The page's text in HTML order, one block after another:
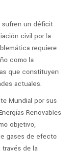
sufren un déficit
civil por la
requiere
como la
que constituyen
actuales.
Mundial por sus
Renovables
objetivo,
gases de efecto
través de la